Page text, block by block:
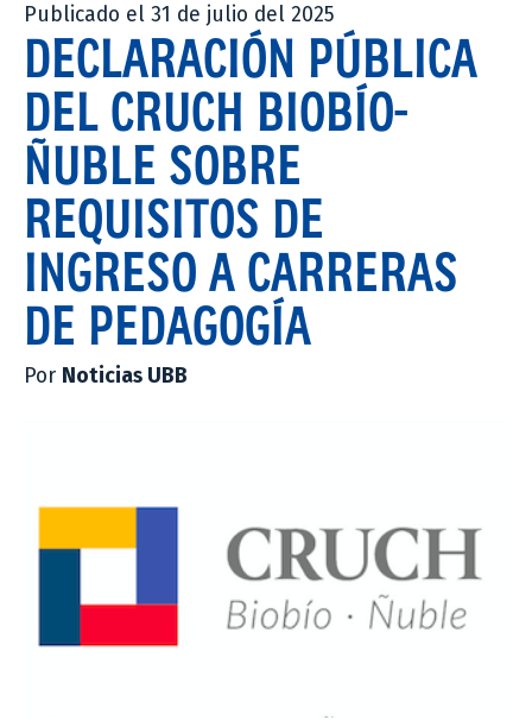
Publicado el 31 de julio del 2025
DECLARACIÓN PÚBLICA
DEL CRUCH BIOBÍO-
ÑUBLE SOBRE
REQUISITOS DE
INGRESO A CARRERAS
DE PEDAGOGÍA
Por Noticias UBB